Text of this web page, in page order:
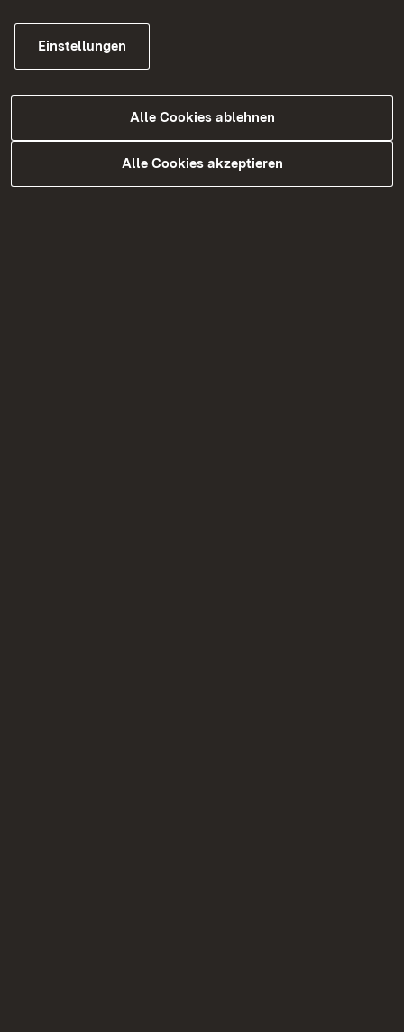
Die AuA-Belege werden sowohl auf ihre
Korrektheit und Vollständigkeit überprüft als
auch für die Überprüfung der tierärztlichen
Mitteilungen über Antibiotikaverwendungen in
HI-Tier verwendet. (Hinweis: Hühner oder
Alpakas beispielsweise können auch als
Einzeltiere von Hobbyhaltern nicht von der
Lebensmittelgewinnung ausgeschlossen
Einstellungen
Alle Cookies ablehnen
Alle Cookies akzeptieren